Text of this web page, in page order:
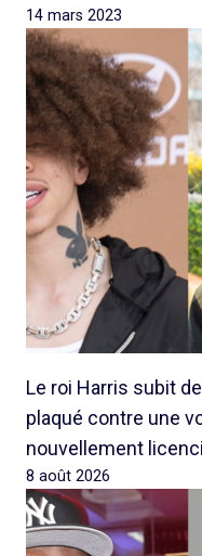
14 mars 2023
Le roi Harris subit
plaqué contre une
nouvellement
8 août 2026